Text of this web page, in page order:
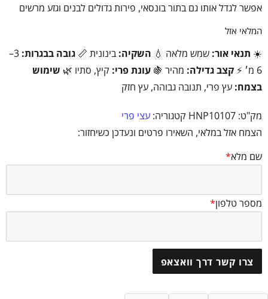
אפשר לגדל אותו גם בתור בונסאי, פירות גדולים לבנים וגזע מרשים
המלאי אזל
☀️ תנאי אור: שמש מלאה 💧 השקיה: בינונית 📏 גובה בבגרות:
3–
6 מ׳ ⚡
קצב גדילה: מהיר 🍇 עונת פרי: קיץ, סתיו 🌿 שימוש
בצמח: עץ פרי, תנובה גבוהה, עץ חזק
מק"ט: HNP10107 קטגוריה: עצי פרי
הצמח אזל במלאי, השאירו פרטים ונעדכן כשיחזור:
שם מלא*
מספר טלפון*
צרו קשר דרך וואצאפ